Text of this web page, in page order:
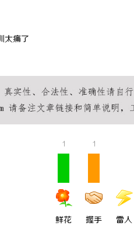
太痛了
1
鲜花
1
握手 雷人